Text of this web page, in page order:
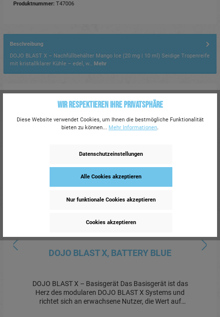
Produktnummer: T47006
Beschreibung
DOJO BLAST X – Nachfüllbehälter Mango Ice (20 mg | 10 ml) Seidige Tropenreife
mit kristallklarer Kühle – edel, w… Mehr
DOJO BLAST X, BATTERY
3441 auf Lager
DOJO BLAST X, BATTERY BLUE
DOJO BLAST X – Basisgerät Das Basisgerät ist das
Herz des modularen DOJO BLAST X Systems und
richtet sich an erwachsene Nutzer, die Wert auf
Wir respektieren Ihre Privatsphäre
Diese Website verwendet Cookies, um Ihnen die bestmögliche Funktionalität
bieten zu können... Mehr Informationen.
Datenschutzeinstellungen
Alle Cookies akzeptieren
Nur funktionale Cookies akzeptieren
Cookies akzeptieren